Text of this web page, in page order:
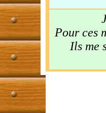
Pour ces
Ils me